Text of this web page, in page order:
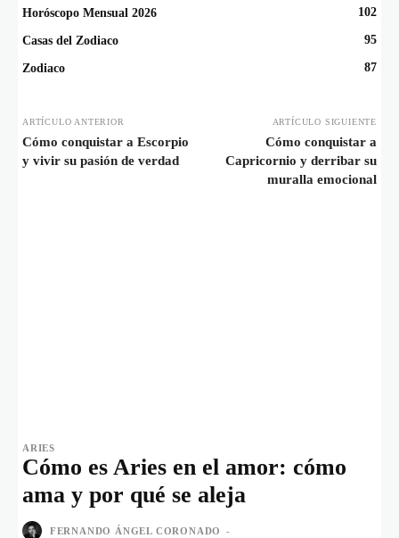
Horóscopo Mensual 2026 102
Casas del Zodiaco 95
Zodiaco 87
ARTÍCULO ANTERIOR
Cómo conquistar a Escorpio
y vivir su pasión de verdad
ARTÍCULO SIGUIENTE
Cómo conquistar a
Capricornio y derribar su
muralla emocional
ARIES
Cómo es Aries en el amor: cómo
ama y por qué se aleja
FERNANDO ÁNGEL CORONADO -